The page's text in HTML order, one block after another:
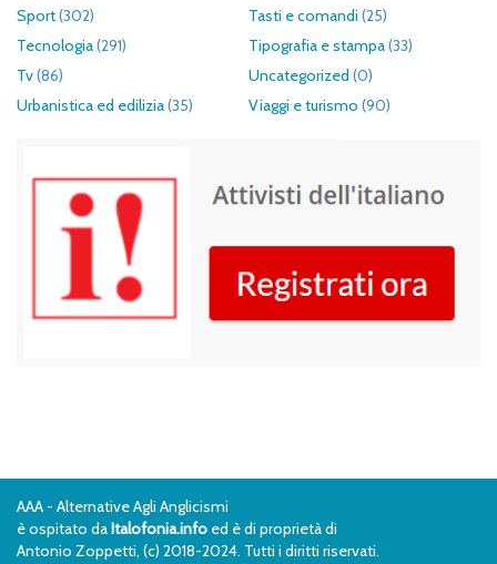
Sport(302) Tasti e comandi (25)
Tecnologia(291) Tipografia e stampa(33)
Tv(86) Uncategorized (0)
Urbanistica ed edilizia(35) Viaggi e turismo (90)
AAA - Alternative Agli Anglicismi
è ospitato daItalofonia.info ed è di proprietà di
Antonio Zoppetti, (c) 2018-2024. Tutti i diritti riservati.